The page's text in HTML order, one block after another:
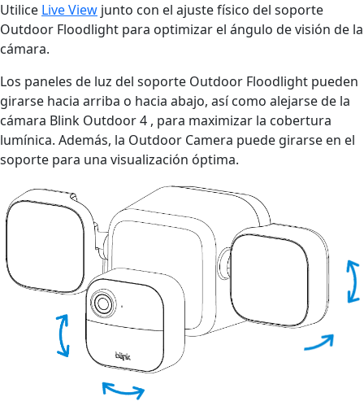
Utilice Live View junto con el ajuste físico del soporte
Outdoor Floodlight para optimizar el ángulo de visión de la
cámara.
Los paneles de luz del soporte Outdoor Floodlight pueden
girarse hacia arriba o hacia abajo, así como alejarse de la
cámara Blink Outdoor 4 , para maximizar la cobertura
lumínica. Además, la Outdoor Camera puede girarse en el
soporte para una visualización óptima.